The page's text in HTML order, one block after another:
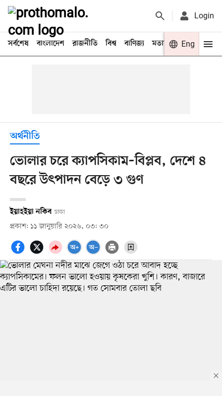
Login
সর্বশেষ বাংলাদেশ রাজনীতি বিশ্ব বাণিজ্য মতামত খেলা
Eng
অর্থনীতি
ভোলার চরে ক্যাপসিকাম–বিপ্লব, দেশে ৪
বছরে উৎপাদন বেড়ে ৩ গুণ
ইয়াহইয়া নকিব ঢাকা
প্রকাশ: ১১ জানুয়ারি ২০২৬, ০৩: ৩০